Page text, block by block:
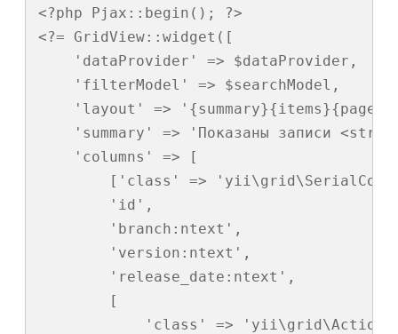
<?php Pjax::begin(); ?>
<?= GridView::widget([
    'dataProvider' => $dataProvider,
    'filterModel' => $searchModel,
'layout' =>
'summary' => 'Показаны записи
    'columns' => [
['class' =>
        'id',
        'branch:ntext',
        'version:ntext',
        'release_date:ntext',
        [
'class' =>